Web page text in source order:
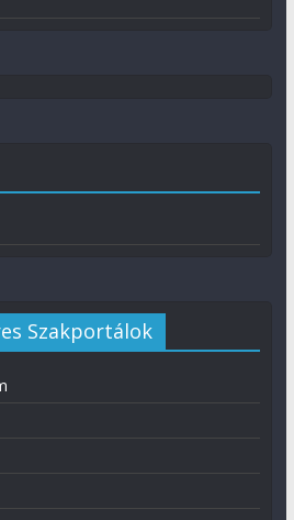
Szakportálok